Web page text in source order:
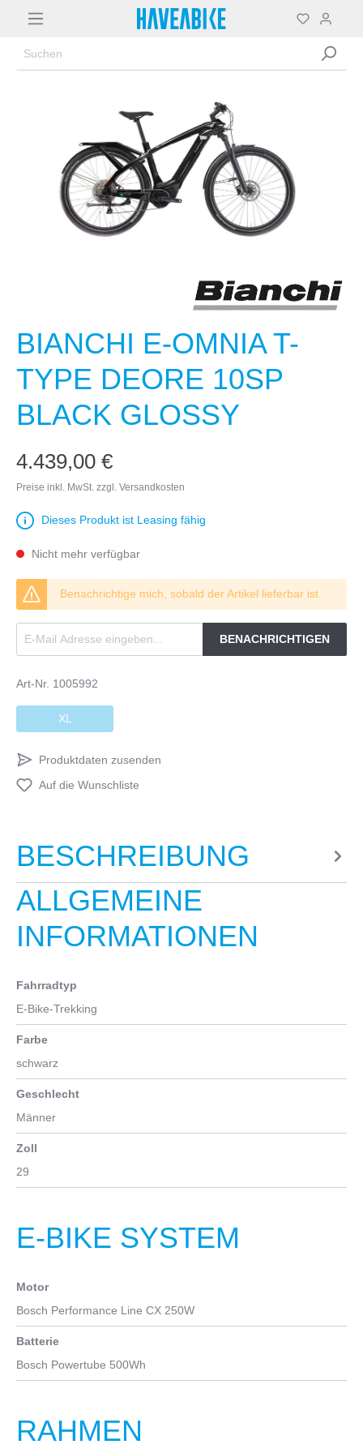
BIANCHI E-OMNIA T-
TYPE DEORE 10SP
BLACK GLOSSY
4.439,00 €
Preise inkl. MwSt. zzgl. Versandkosten
Dieses Produkt ist Leasing fähig
Nicht mehr verfügbar
Benachrichtige mich, sobald der Artikel lieferbar ist.
BENACHRICHTIGEN
Art-Nr. 1005992
XL
Produktdaten zusenden
Auf die Wunschliste
BESCHREIBUNG
ALLGEMEINE
INFORMATIONEN
Fahrradtyp
E-Bike-Trekking
Farbe
schwarz
Geschlecht
Männer
Zoll
29
E-BIKE SYSTEM
Motor
Bosch Performance Line CX 250W
Batterie
Bosch Powertube 500Wh
RAHMEN